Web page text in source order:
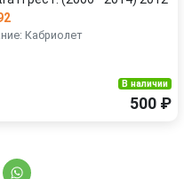
Кабриолет
В наличии
500 ₽